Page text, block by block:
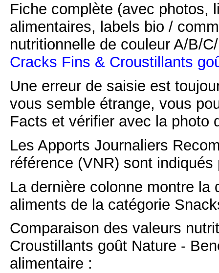
Fiche complète (avec photos,
alimentaires, labels bio /
nutritionnelle de couleur A/B/
Cracks Fins & Croustillants
Une erreur de saisie est
vous semble étrange, vous
Facts et vérifier avec la photo
Les Apports Journaliers
référence (VNR) sont
La dernière colonne montre
aliments de la catégorie
Comparaison des valeurs
Croustillants goût Nature -
alimentaire :